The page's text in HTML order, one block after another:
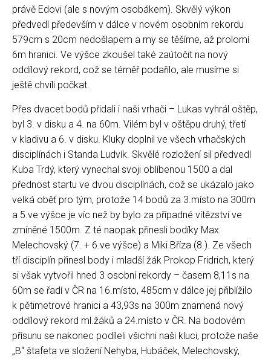
právě Edovi (ale s novým osobákem). Skvělý výkon
předvedl především v dálce v novém osobním rekordu
579cm s 20cm nedošlapem a my se těšíme, až prolomí
6m hranici. Ve výšce zkoušel také zaútočit na nový
oddílový rekord, což se téměř podařilo, ale musíme si
ještě chvíli počkat.
Přes dvacet bodů přidali i naši vrhači – Lukas vyhrál oštěp,
byl 3. v disku a 4. na 60m. Vilém byl v oštěpu druhý, třetí
v kladivu a 6. v disku. Kluky doplnil ve všech vrhačských
disciplínách i Standa Ludvík. Skvělé rozložení sil předvedl
Kuba Trdý, který vynechal svoji oblíbenou 1500 a dal
přednost startu ve dvou disciplínách, což se ukázalo jako
velká oběť pro tým, protože 14 bodů za 3.místo na 300m
a 5.ve výšce je víc než by bylo za případné vítězství ve
zmíněné 1500m. Z té naopak přinesli bodíky Max
Melechovský (7. + 6.ve výšce) a Miki Bříza (8.). Ze všech
tří disciplín přinesl body i mladší žák Prokop Fridrich, který
si však vytvořil hned 3 osobní rekordy – časem 8,11s na
60m se řadí v ČR na 16.místo, 485cm v dálce jej přiblížilo
k pětimetrové hranici a 43,93s na 300m znamená nový
oddílový rekord ml.žáků a 24.místo v ČR. Na bodovém
přísunu se nakonec podíleli všichni naši kluci, protože naše
„B“ štafeta ve složení Nehyba, Hubáček, Melechovský,